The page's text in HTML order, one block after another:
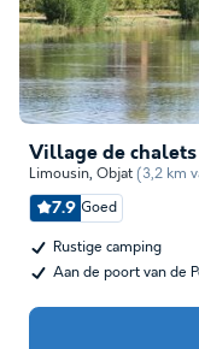
Village de
Limousin, Objat (3,2 km
7.9 Goed
Rustige camping
Aan de poort van de